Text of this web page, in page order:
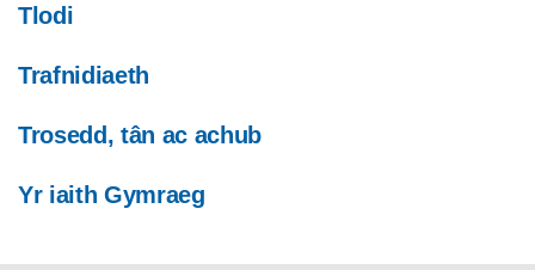
Tlodi
Trafnidiaeth
Trosedd, tân ac achub
Yr iaith Gymraeg